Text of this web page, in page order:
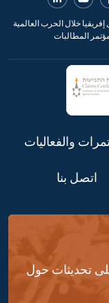
خلال الحرب العالمية
المطالبات
والفعاليات
اتصل بنا
تحديثات حول